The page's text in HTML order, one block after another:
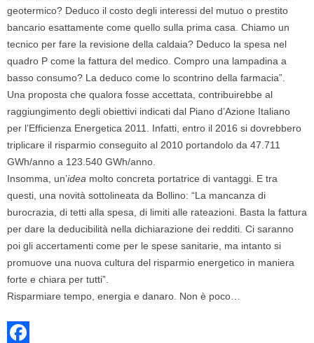
geotermico? Deduco il costo degli interessi del mutuo o prestito
bancario esattamente come quello sulla prima casa. Chiamo un
tecnico per fare la revisione della caldaia? Deduco la spesa nel
quadro P come la fattura del medico. Compro una lampadina a
basso consumo? La deduco come lo scontrino della farmacia”.
Una proposta che qualora fosse accettata, contribuirebbe al
raggiungimento degli obiettivi indicati dal Piano d’Azione Italiano
per l’Efficienza Energetica 2011. Infatti, entro il 2016 si dovrebbero
triplicare il risparmio conseguito al 2010 portandolo da 47.711
GWh/anno a 123.540 GWh/anno.
Insomma, un’idea molto concreta portatrice di vantaggi. E tra
questi, una novità sottolineata da Bollino: “La mancanza di
burocrazia, di tetti alla spesa, di limiti alle rateazioni. Basta la fattura
per dare la deducibilità nella dichiarazione dei redditi. Ci saranno
poi gli accertamenti come per le spese sanitarie, ma intanto si
promuove una nuova cultura del risparmio energetico in maniera
forte e chiara per tutti”.
Risparmiare tempo, energia e danaro. Non è poco…